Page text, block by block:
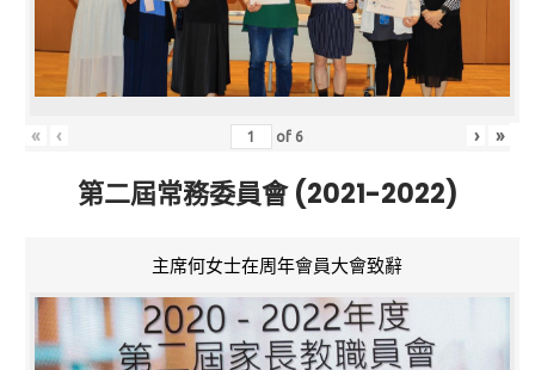
« ‹ of 6 › »
第二屆常務委員會 (2021-2022)
主席何女士在周年會員大會致辭